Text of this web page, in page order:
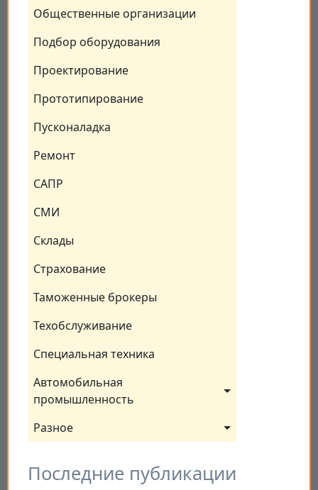
Общественные организации
Подбор оборудования
Проектирование
Прототипирование
Пусконаладка
Ремонт
САПР
СМИ
Склады
Страхование
Таможенные брокеры
Техобслуживание
Специальная техника
Автомобильная
промышленность
Разное
Последние публикации